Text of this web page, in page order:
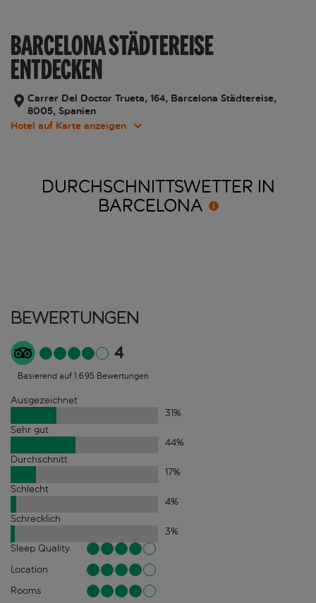
BARCELONA STÄDTEREISE
ENTDECKEN
Carrer Del Doctor Trueta, 164, Barcelona Städtereise,
8005, Spanien
Hotel auf Karte anzeigen
DURCHSCHNITTSWETTER IN
BARCELONA
Bewertungen
4
Basierend auf 1.695 Bewertungen
Ausgezeichnet
31%
Sehr gut
44%
Durchschnitt
17%
Schlecht
4%
Schrecklich
3%
Sleep Quality
Location
Rooms